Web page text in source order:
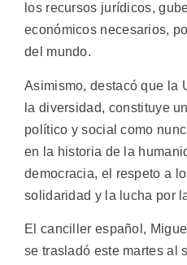
los recursos jurídicos,
económicos necesarios,
del mundo.
Asimismo, destacó que la
la diversidad, constituye
político y social como
en la historia de la
democracia, el respeto a
solidaridad y la lucha por
El canciller español,
se trasladó este martes al